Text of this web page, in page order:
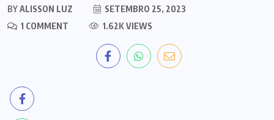
BYALISSON LUZ
SETEMBRO 25, 2023
1 COMMENT
1.62K VIEWS